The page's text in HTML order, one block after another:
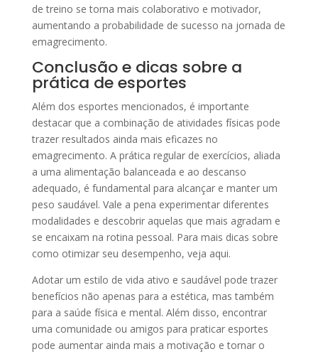
de treino se torna mais colaborativo e motivador,
aumentando a probabilidade de sucesso na jornada de
emagrecimento.
Conclusão e dicas sobre a
prática de esportes
Além dos esportes mencionados, é importante
destacar que a combinação de atividades físicas pode
trazer resultados ainda mais eficazes no
emagrecimento. A prática regular de exercícios, aliada
a uma alimentação balanceada e ao descanso
adequado, é fundamental para alcançar e manter um
peso saudável. Vale a pena experimentar diferentes
modalidades e descobrir aquelas que mais agradam e
se encaixam na rotina pessoal. Para mais dicas sobre
como otimizar seu desempenho, veja aqui.
Adotar um estilo de vida ativo e saudável pode trazer
benefícios não apenas para a estética, mas também
para a saúde física e mental. Além disso, encontrar
uma comunidade ou amigos para praticar esportes
pode aumentar ainda mais a motivação e tornar o